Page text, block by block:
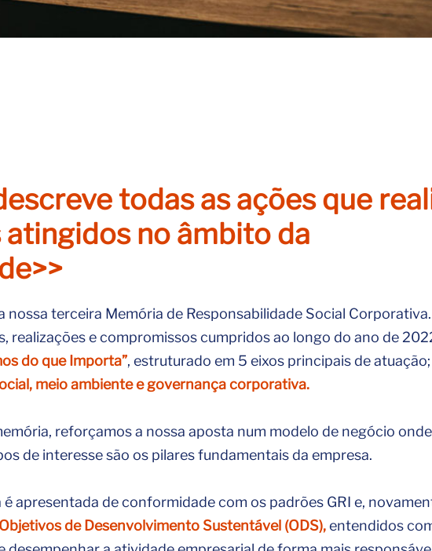
todas as ações que
no âmbito da
nossa terceira Memória de Responsabilidade Social
realizações e compromissos cumpridos ao longo do ano de
do que Importa”, estruturado em 5 eixos principais de atuação;
meio ambiente e governança corporativa.
reforçamos a nossa aposta num modelo de negócio
de interesse são os pilares fundamentais da empresa.
apresentada de conformidade com os padrões GRI e,
Objetivos de Desenvolvimento Sustentável (ODS),entendidos